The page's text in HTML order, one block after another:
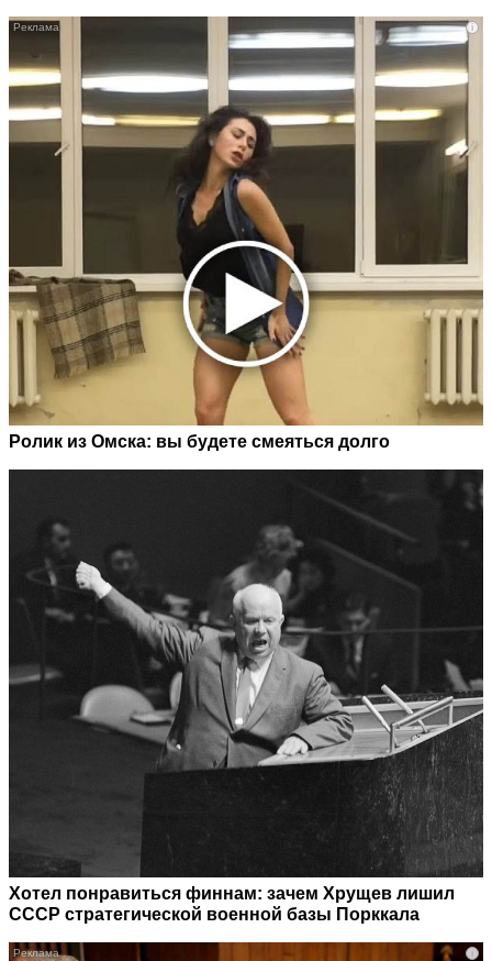
i
Ролик из Омска: вы будете смеяться долго
Хотел понравиться финнам: зачем Хрущев лишил
СССР стратегической военной базы Порккала
i